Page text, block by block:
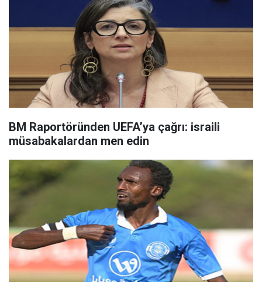
BM Raportöründen UEFA’ya çağrı: israili
müsabakalardan men edin